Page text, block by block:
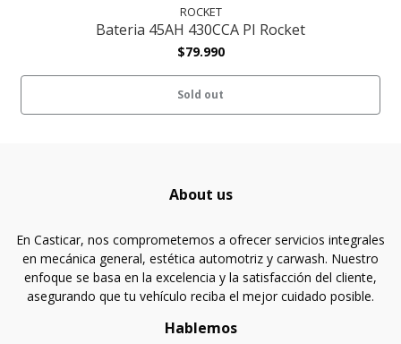
ROCKET
Bateria 45AH 430CCA PI Rocket
$79.990
Sold out
About us
En Casticar, nos comprometemos a ofrecer servicios integrales
en mecánica general, estética automotriz y carwash. Nuestro
enfoque se basa en la excelencia y la satisfacción del cliente,
asegurando que tu vehículo reciba el mejor cuidado posible.
Hablemos